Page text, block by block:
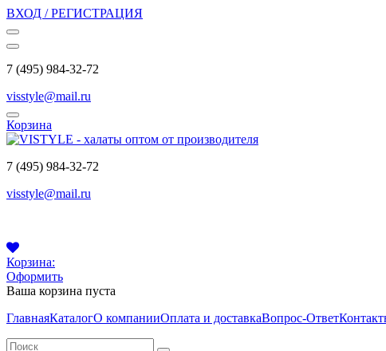
ВХОД / РЕГИСТРАЦИЯ
7 (495) 984-32-72
visstyle@mail.ru
Корзина
7 (495) 984-32-72
visstyle@mail.ru
Корзина:
Оформить
Ваша корзина пуста
ГлавнаяКаталогО компанииОплата и доставкаВопрос-Ответ